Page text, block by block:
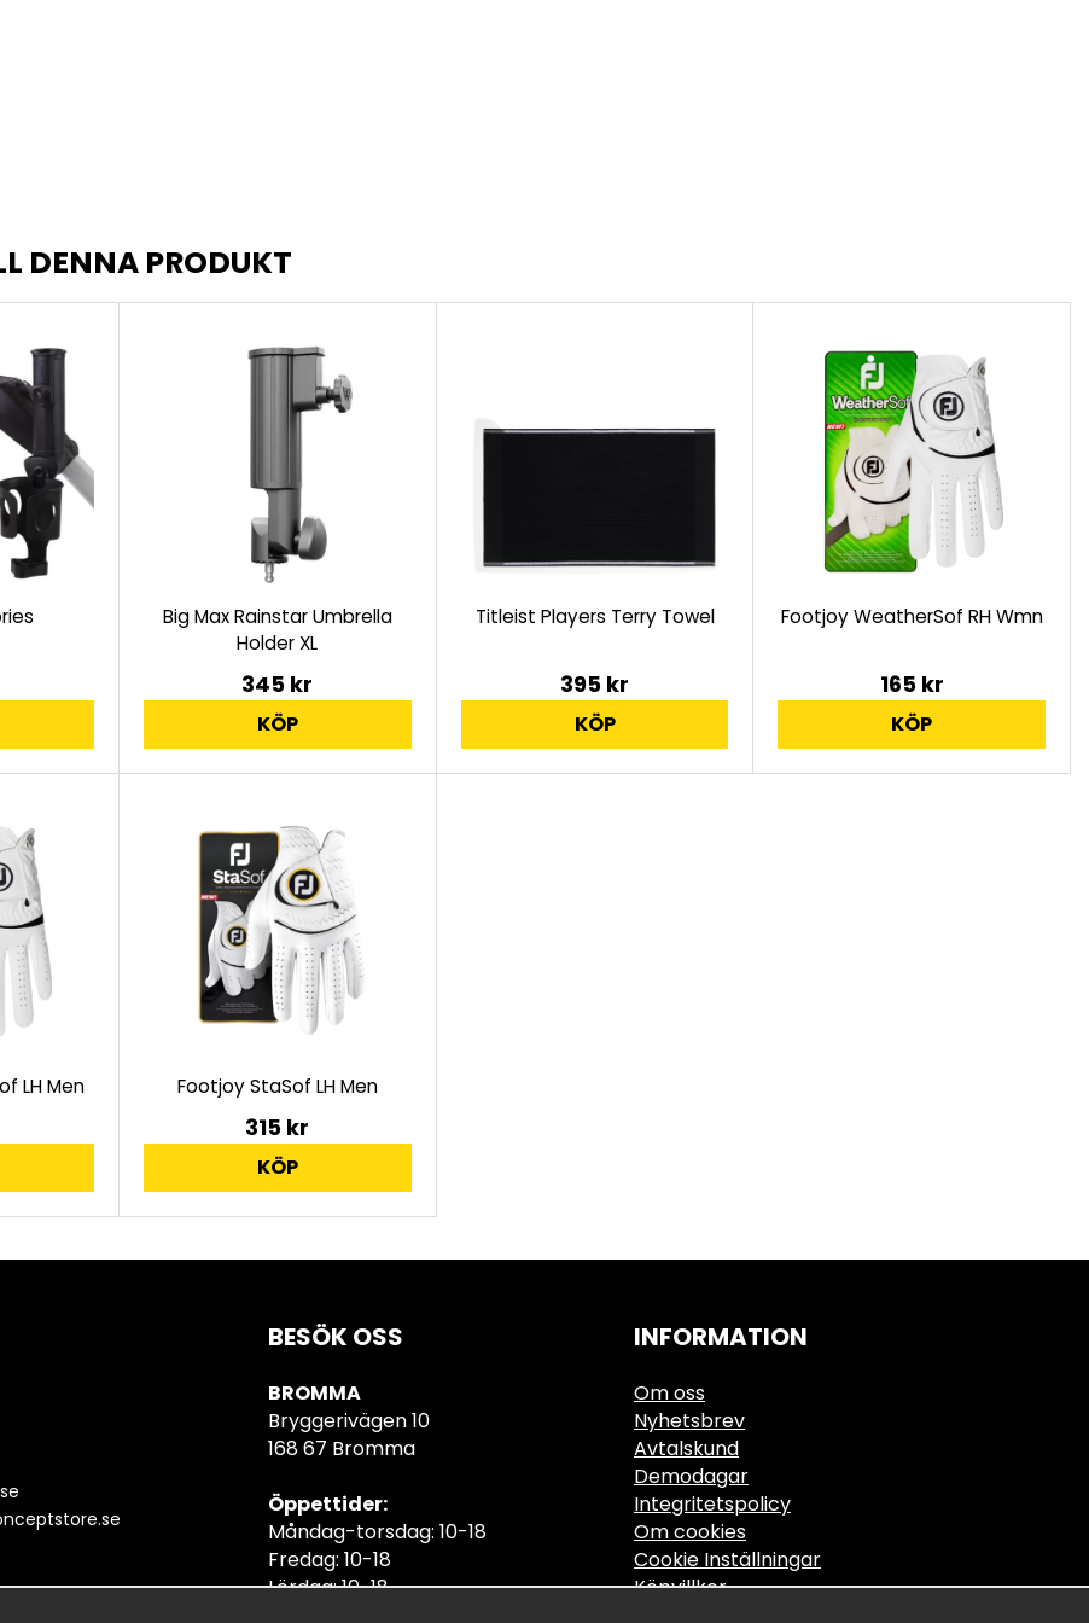
DENNA PRODUKT
Big Max Rainstar Umbrella
Holder XL
345 kr
KÖP
Titleist Players Terry Towel
395 kr
KÖP
Footjoy WeatherSof RH Wmn
165 kr
KÖP
LH Men Footjoy StaSof LH Men
315 kr
KÖP
BESÖK OSS
BROMMA
Bryggerivägen 10
168 67 Bromma
Öppettider:
Måndag-torsdag: 10-18
Fredag: 10-18
Lördag: 10-18
INFORMATION
Om oss
Nyhetsbrev
Avtalskund
Demodagar
Integritetspolicy
Om cookies
Cookie Inställningar
Köpvillkor